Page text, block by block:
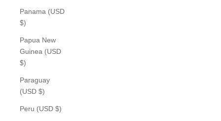
Panama (USD
$)
Papua New
Guinea (USD
$)
Paraguay
(USD $)
Peru (USD $)